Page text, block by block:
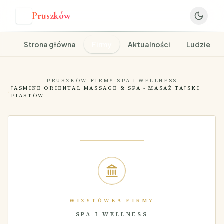
Pruszków
Strona główna Aktualności Ludzie
PRUSZKÓW · FIRMY · SPA I WELLNESS
·
JASMINE ORIENTAL MASSAGE & SPA - MASAŻ TAJSKI
PIASTÓW
WIZYTÓWKA FIRMY
SPA I WELLNESS